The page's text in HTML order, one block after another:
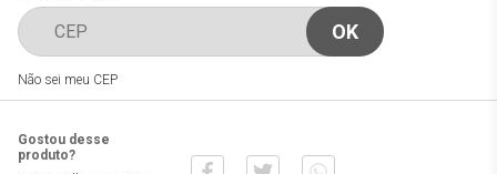
Não sei meu CEP
Gostou desse
produto?